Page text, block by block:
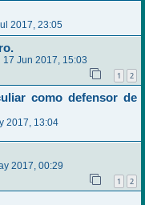
2017, 23:05
17 Jun 2017, 15:03
1 2
como defensor de
2017, 13:04
2017, 00:29
1 2